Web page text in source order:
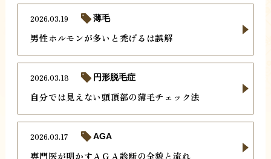
男性ホルモンが多いと禿げるは誤解
2026.03.19 薄毛
自分では見えない頭頂部の薄毛チェック法
2026.03.18 円形脱毛症
専門医が明かすＡＧＡ診断の全貌と流れ
2026.03.17 AGA